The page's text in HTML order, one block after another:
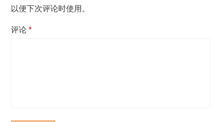
以便下次评论时使用。
评论*